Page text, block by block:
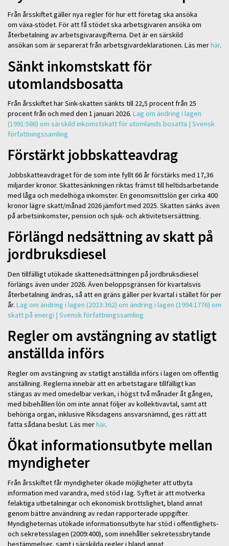
Från årsskiftet gäller nya regler för hur ett företag ska ansöka
om växa-stödet. För att få stödet ska arbetsgivaren ansöka om
återbetalning av arbetsgivaravgifterna. Det är en särskild
ansökan som är separerat från arbetsgivardeklarationen. Läs merhär.
Sänkt inkomstskatt för
utomlandsbosatta
Från årsskiftet har Sink-skatten sänkts till 22,5 procent från 25
procent från och med den 1 januari 2026. Lag om ändring i lagen
(1991:586) om särskild inkomstskatt för utomlands bosatta | Svensk
författningssamling
Förstärkt jobbskatteavdrag
Jobbskatteavdraget för de som inte fyllt 66 år förstärks med 17,36
miljarder kronor. Skattesänkningen riktas främst till heltidsarbetande
med låga och medelhöga inkomster. En genomsnittslön ger cirka 400
kronor lägre skatt/månad 2026 jämfört med 2025. Skatten sänks även
på arbetsinkomster, pension och sjuk- och aktivitetsersättning.
Förlängd nedsättning av skatt på
jordbruksdiesel
Den tillfälligt utökade skattenedsättningen på jordbruksdiesel
förlängs även under 2026. Även beloppsgränsen för kvartalsvis
återbetalning ändras, så att en gräns gäller per kvartal i stället för per
år. Lag om ändring i lagen (2023:362) om ändring i lagen (1994:1776) om
skatt på energi | Svensk författningssamling
Regler om avstängning av statligt
anställda införs
Regler om avstängning av statligt anställda införs i lagen om offentlig
anställning. Reglerna innebär att en arbetstagare tillfälligt kan
stängas av med omedelbar verkan, i högst två månader åt gången,
med bibehållen lön om inte annat följer av kollektivavtal, samt att
behöriga organ, inklusive Riksdagens ansvarsnämnd, ges rätt att
fatta sådana beslut. Läs merhär.
Ökat informationsutbyte mellan
myndigheter
Från årsskiftet får myndigheter ökade möjligheter att utbyta
information med varandra, med stöd i lag. Syftet är att motverka
felaktiga utbetalningar och ekonomisk brottslighet, bland annat
genom bättre användning av redan rapporterade uppgifter.
Myndigheternas utökade informationsutbyte har stöd i offentlighets-
och sekretesslagen (2009:400), som innehåller sekretessbrytande
bestämmelser, samt i särskilda regler i bland annat